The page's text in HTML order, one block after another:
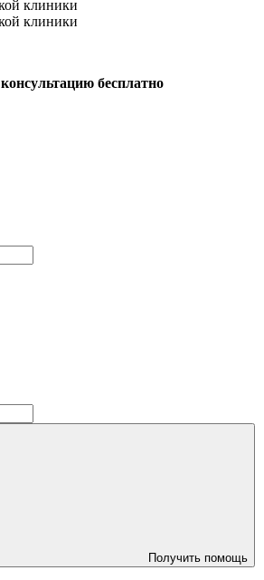
консультацию бесплатно
Получить помощь